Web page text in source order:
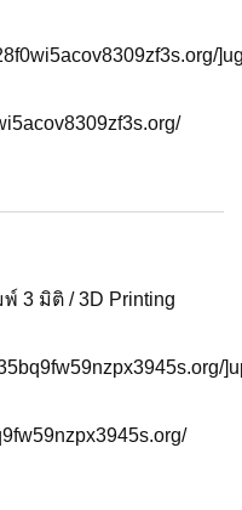
3 มิติ / 3D Printing